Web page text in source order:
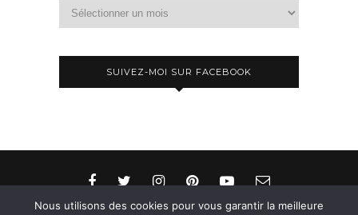
SUIVEZ-MOI SUR FACEBOOK
Nous utilisons des cookies pour vous garantir la meilleure